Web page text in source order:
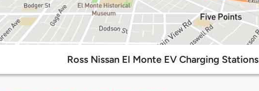
Ross Nissan El Monte EV Charging Stations